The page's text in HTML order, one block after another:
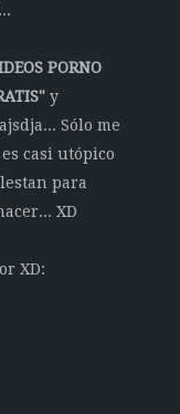
PORNO
" y
Sólo me
casi utópico
para
XD
XD: